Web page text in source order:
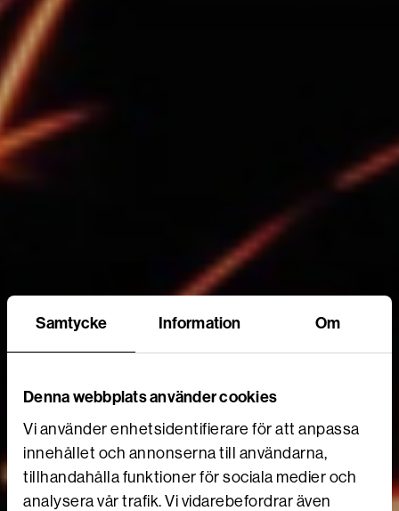
Samtycke Information Om
Denna webbplats använder cookies
Vi använder enhetsidentifierare för att anpassa
innehållet och annonserna till användarna,
tillhandahålla funktioner för sociala medier och
analysera vår trafik. Vi vidarebefordrar även